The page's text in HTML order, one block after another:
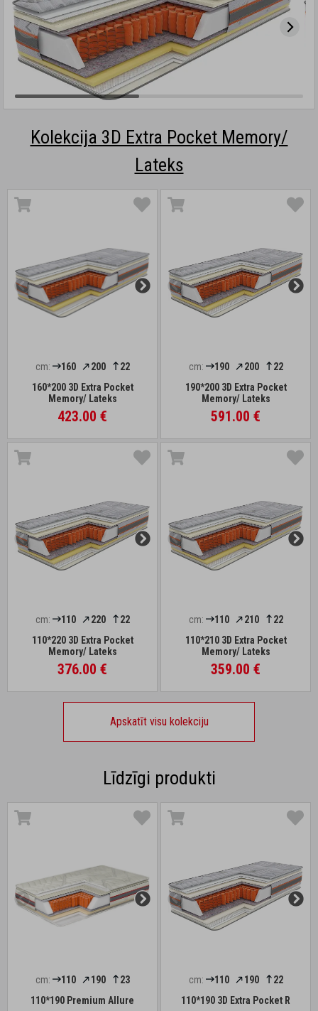
Kolekcija 3D Extra Pocket Memory/
Lateks
cm: 160 200
22
160*200 3D Extra Pocket
Memory/ Lateks
423.00 €
cm: 190 200
22
190*200 3D Extra Pocket
Memory/ Lateks
591.00 €
cm: 110 220
22
110*220 3D Extra Pocket
Memory/ Lateks
376.00 €
cm: 110 210
22
110*210 3D Extra Pocket
Memory/ Lateks
359.00 €
Apskatīt visu kolekciju
Līdzīgi produkti
cm: 110 190
23
110*190 Premium Allure
cm: 110 190
22
110*190 3D Extra Pocket R